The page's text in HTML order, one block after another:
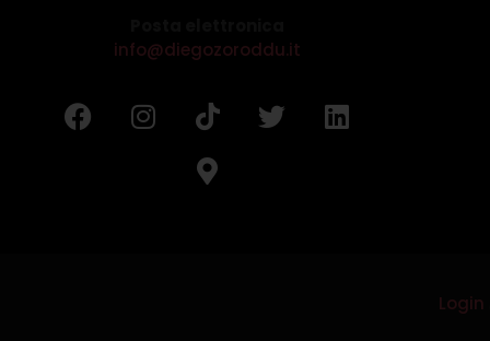
info@diegozoroddu.it
Login